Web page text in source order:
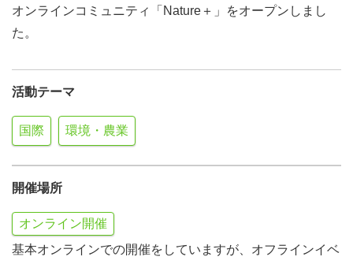
オンラインコミュニティ「Nature＋」をオープンしまし
た。
活動テーマ
国際 環境・農業
開催場所
オンライン開催
基本オンラインでの開催をしていますが、オフラインイベ